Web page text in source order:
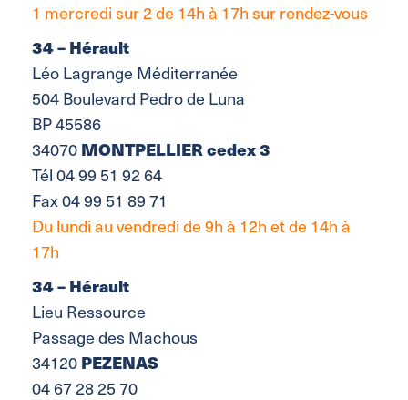
1 mercredi sur 2 de 14h à 17h sur rendez-vous
34 – Hérault
Léo Lagrange Méditerranée
504 Boulevard Pedro de Luna
BP 45586
34070 MONTPELLIER cedex 3
Tél 04 99 51 92 64
Fax 04 99 51 89 71
Du lundi au vendredi de 9h à 12h et de 14h à
17h
34 – Hérault
Lieu Ressource
Passage des Machous
34120 PEZENAS
04 67 28 25 70